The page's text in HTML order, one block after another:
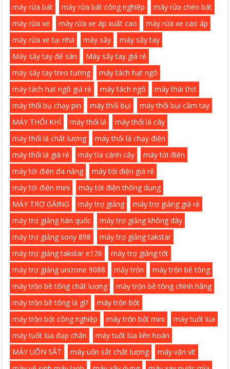
máy rửa bát
máy rửa bát công nghiệp
máy rửa chén bát
máy rửa xe
máy rửa xe áp xuất cao
máy rửa xe cao ấp
máy rửa xe tại nhà
máy sấy
máy sấy tay
Máy sấy tay để sàn
Máy sấy tay giá rẻ
máy sấy tay treo tường
máy tách hạt ngô
máy tách hạt ngô giá rẻ
máy tách ngô
máy thái thịt
máy thổi bụ chạy pin
máy thổi bụi
máy thổi bụi cầm tay
MÁY THỔI KHÍ
máy thổi lá
máy thổi lá cây
máy thổi lá chất lượng
máy thổi lá chạy điện
máy thổi lá giá rẻ
máy tỉa cành cây
máy tời điện
máy tời điện đa năng
máy tời điện giá rẻ
máy tời điện mini
máy tời điện thông dụng
MÁY TRỢ GẢING
máy trợ giảng
máy trợ giảng giá rẻ
máy trợ giảng hàn quốc
máy trợ giảng không dây
máy trợ giảng sony 898
máy trợ giảng takstar
máy trợ giảng takstar e126
máy trợ giảng tốt
máy trợ giảng unizone 9088
máy trộn
máy trộn bê tông
máy trộn bê tông chất lượng
máy trộn bê tông chính hãng
máy trộn bê tông là gì?
máy trộn bột
máy trộn bột công nghiệp
máy trộn bột mini
máy tuốt lúa
máy tuốt lúa đạp chân
máy tuốt lúa liên hoàn
MÁY UỐN SẮT
máy uốn sắt chất lượng
máy vặn vít